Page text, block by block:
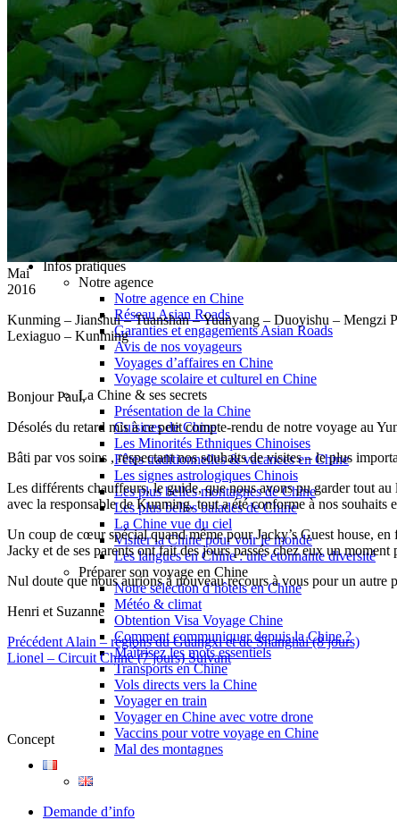
Circuits
Organisation
Circuits sur mesure
Nos Petits Groupes
Ambiance
Classique et incontournables
Culture & expériences
Nature et grands paysages
Famille et enfants
Trekking et aventure
Luxe et exception
Où et quand partir ?
Printemps
Eté
Automne
Hiver
Infos pratiques
Notre agence
Notre agence en Chine
Réseau Asian Roads
Garanties et engagements Asian Roads
Avis de nos voyageurs
Voyages d’affaires en Chine
Voyage scolaire et culturel en Chine
La Chine & ses secrets
Présentation de la Chine
Cuisines de Chine
Les Minorités Ethniques Chinoises
Fêtes traditionnelles & vacances en Chine
Les signes astrologiques Chinois
Les plus belles montagnes de Chine
Les plus belles balades de Chine
La Chine vue du ciel
Visiter la Chine pour voir le monde
Les langues en Chine : une étonnante diversité
Préparer son voyage en Chine
Notre sélection d’hôtels en Chine
Météo & climat
Obtention Visa Voyage Chine
Comment communiquer depuis la Chine ?
Maîtrisez les mots essentiels
Transports en Chine
Vols directs vers la Chine
Voyager en train
Voyager en Chine avec votre drone
Vaccins pour votre voyage en Chine
Mal des montagnes
Demande d’info
Mai
2016
Kunming – Jianshui – Tuanshan – Yuanyang – Duoyishu –
Lexiaguo – Kunming
Bonjour Paul,
Désolés du retard mis à ce petit compte-rendu de notre voyage au
Bâti par vos soins , respectant nos souhaits de visites – le plus
Les différents chauffeurs, le guide, que nous avons pu garder tout
avec la responsable de Kunming, tout a été conforme à nos souhaits
Un coup de cœur spécial quand même pour Jacky’s Guest house, en
Jacky et de ses parents ont fait des jours passés chez eux un moment
Nul doute que nous aurions à nouveau recours à vous pour un autre
Henri et Suzanne
Précédent Alain – régions du Guangxi et de Shanghai (8 jours)
Lionel – Circuit Chine (7 jours)Suivant
Concept